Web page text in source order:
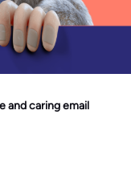
and caring email